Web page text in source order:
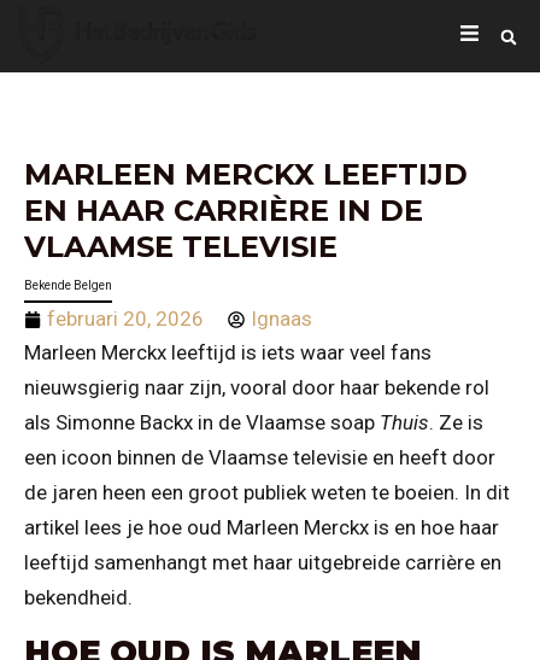
MARLEEN MERCKX LEEFTIJD
EN HAAR CARRIÈRE IN DE
VLAAMSE TELEVISIE
Bekende Belgen
februari 20, 2026
Ignaas
Marleen Merckx leeftijd is iets waar veel fans
nieuwsgierig naar zijn, vooral door haar bekende rol
als Simonne Backx in de Vlaamse soap Thuis. Ze is
een icoon binnen de Vlaamse televisie en heeft door
de jaren heen een groot publiek weten te boeien. In dit
artikel lees je hoe oud Marleen Merckx is en hoe haar
leeftijd samenhangt met haar uitgebreide carrière en
bekendheid.